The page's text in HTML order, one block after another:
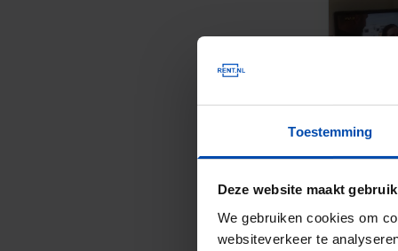
Toestemming
Deze website maakt
We gebruiken cookies om
websiteverkeer te